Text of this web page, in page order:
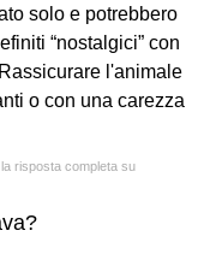
solo e potrebbero
“nostalgici” con
l'animale
o con una carezza
risposta completa su